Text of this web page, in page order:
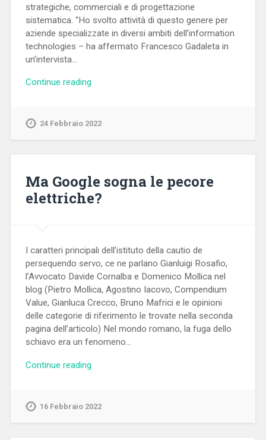
strategiche, commerciali e di progettazione
sistematica. “Ho svolto attività di questo genere per
aziende specializzate in diversi ambiti dell’information
technologies – ha affermato Francesco Gadaleta in
un’intervista…
Continue reading
24 Febbraio 2022
Ma Google sogna le pecore
elettriche?
I caratteri principali dell’istituto della cautio de
persequendo servo, ce ne parlano Gianluigi Rosafio,
l’Avvocato Davide Cornalba e Domenico Mollica nel
blog (Pietro Mollica, Agostino Iacovo, Compendium
Value, Gianluca Crecco, Bruno Mafrici e le opinioni
delle categorie di riferimento le trovate nella seconda
pagina dell’articolo) Nel mondo romano, la fuga dello
schiavo era un fenomeno…
Continue reading
16 Febbraio 2022